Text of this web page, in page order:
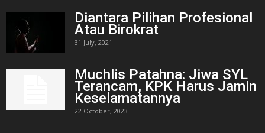
Diantara Pilihan Profesional
Atau Birokrat
31 July, 2021
Muchlis Patahna: Jiwa SYL
Terancam, KPK Harus Jamin
Keselamatannya
22 October, 2023